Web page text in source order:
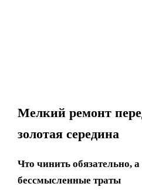
Мелкий ремонт
золотая середина
Что чинить обязательно,
бессмысленные траты